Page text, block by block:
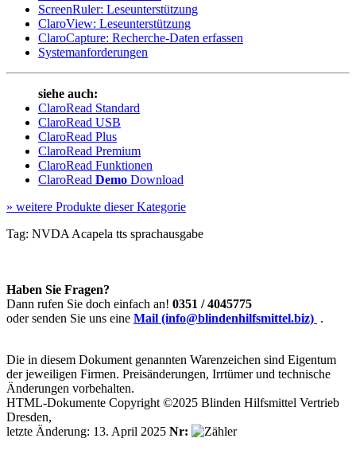
ScreenRuler: Leseunterstützung
ClaroView: Leseunterstützung
ClaroCapture: Recherche-Daten erfassen
Systemanforderungen
siehe auch:
ClaroRead Standard
ClaroRead USB
ClaroRead Plus
ClaroRead Premium
ClaroRead Funktionen
ClaroRead Demo Download
» weitere Produkte dieser Kategorie
Tag: NVDA Acapela tts sprachausgabe
Haben Sie Fragen?
Dann rufen Sie doch einfach an! 0351 / 4045775
oder senden Sie uns eine Mail (info@blindenhilfsmittel.biz) .
Die in diesem Dokument genannten Warenzeichen sind Eigentum
der jeweiligen Firmen. Preisänderungen, Irrtümer und technische
Änderungen vorbehalten.
HTML-Dokumente Copyright ©2025 Blinden Hilfsmittel Vertrieb
Dresden,
letzte Änderung: 13. April 2025 Nr: